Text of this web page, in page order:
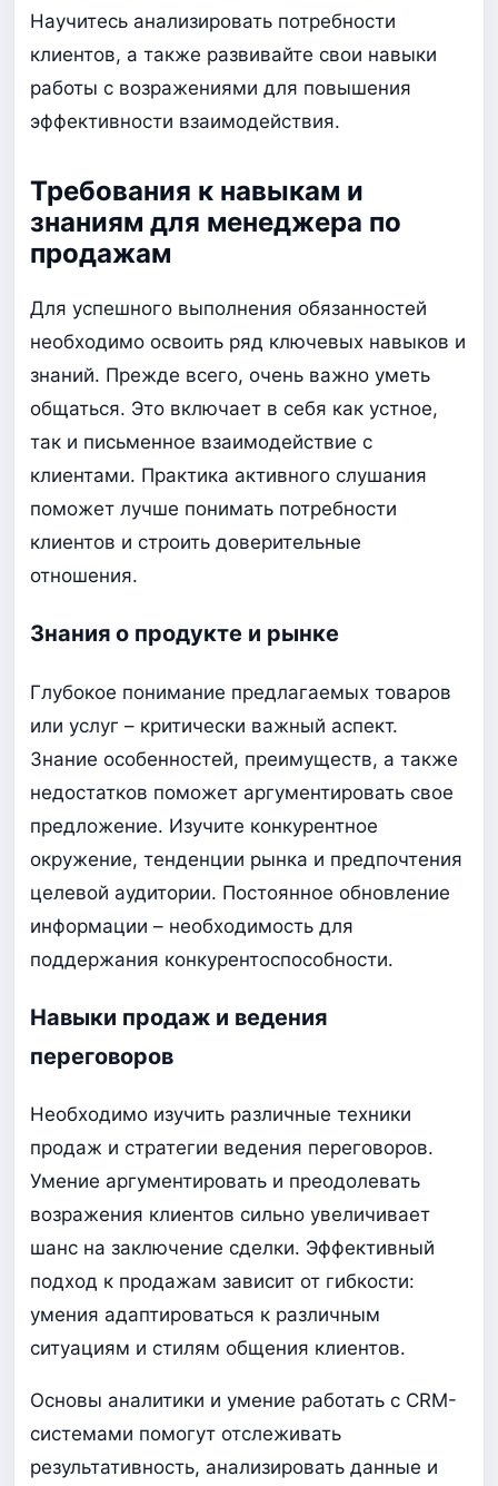
Научитесь анализировать потребности
клиентов, а также развивайте свои навыки
работы с возражениями для повышения
эффективности взаимодействия.
Требования к навыкам и
знаниям для менеджера по
продажам
Для успешного выполнения обязанностей
необходимо освоить ряд ключевых навыков и
знаний. Прежде всего, очень важно уметь
общаться. Это включает в себя как устное,
так и письменное взаимодействие с
клиентами. Практика активного слушания
поможет лучше понимать потребности
клиентов и строить доверительные
отношения.
Знания о продукте и рынке
Глубокое понимание предлагаемых товаров
или услуг – критически важный аспект.
Знание особенностей, преимуществ, а также
недостатков поможет аргументировать свое
предложение. Изучите конкурентное
окружение, тенденции рынка и предпочтения
целевой аудитории. Постоянное обновление
информации – необходимость для
поддержания конкурентоспособности.
Навыки продаж и ведения
переговоров
Необходимо изучить различные техники
продаж и стратегии ведения переговоров.
Умение аргументировать и преодолевать
возражения клиентов сильно увеличивает
шанс на заключение сделки. Эффективный
подход к продажам зависит от гибкости:
умения адаптироваться к различным
ситуациям и стилям общения клиентов.
Основы аналитики и умение работать с CRM-
системами помогут отслеживать
результативность, анализировать данные и